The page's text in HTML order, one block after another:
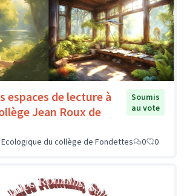
espaces de lecture à
Jean Roux de
Soumis
au vote
Ecologique du collège de Fondettes 0 0